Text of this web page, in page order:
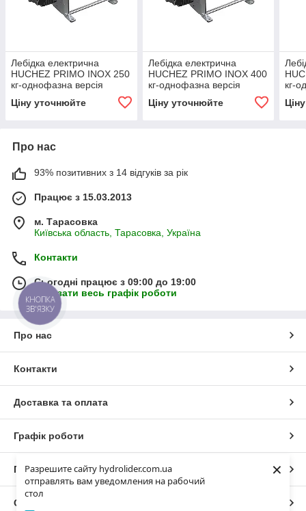
Разрешите сайту hydrolider.com.ua
отправлять вам уведомления на рабочий
стол
×
Лебідка електрична
HUCHEZ PRIMO INOX 250
кг-однофазна версія
Ціну уточнюйте
Лебідка електрична
HUCHEZ PRIMO INOX 400
кг-однофазна версія
Ціну уточнюйте
кг-
Про нас
93% позитивних з 14 відгуків за рік
Працює з 15.03.2013
м. Тарасовка
Київська область, Тарасовка, Україна
Контакти
Сьогодні працює з 09:00 до 19:00
Показати весь графік роботи
Про нас
Контакти
Доставка та оплата
Графік роботи
Повна версія сайту
Сайт створено на маркетплейсі
КНОПКА
ЗВ'ЯЗКУ